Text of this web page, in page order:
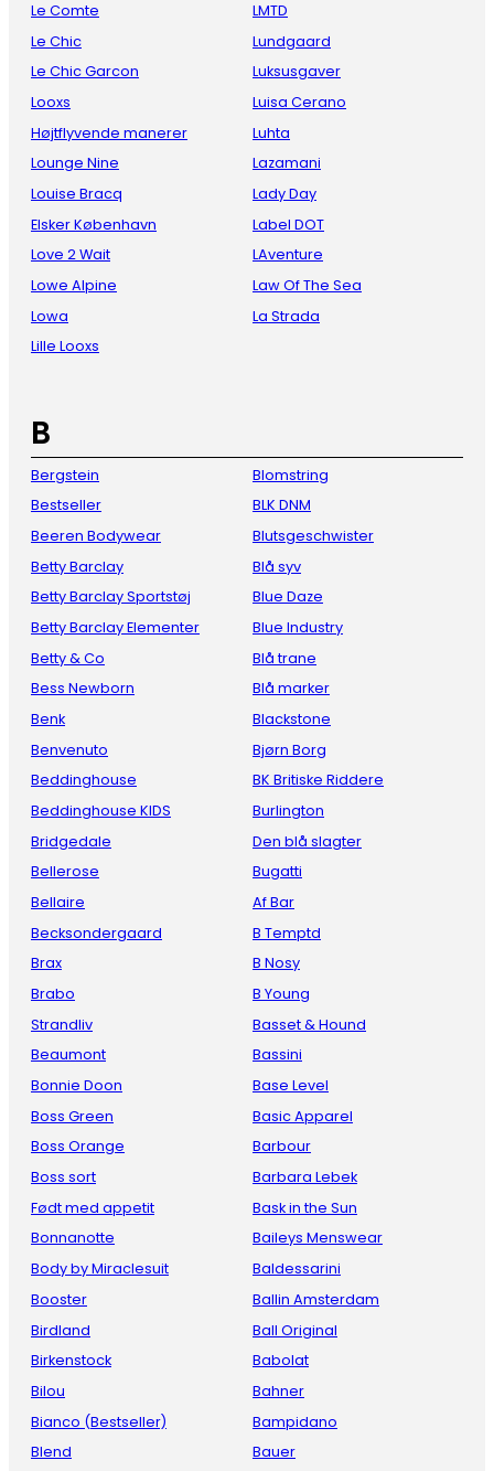
Le Comte
Le Chic
Le Chic Garcon
Looxs
Højtflyvende manerer
Lounge Nine
Louise Bracq
Elsker København
Love 2 Wait
Lowe Alpine
Lowa
Lille Looxs
LMTD
Lundgaard
Luksusgaver
Luisa Cerano
Luhta
Lazamani
Lady Day
Label DOT
LAventure
Law Of The Sea
La Strada
B
Bergstein
Bestseller
Beeren Bodywear
Betty Barclay
Betty Barclay Sportstøj
Betty Barclay Elementer
Betty & Co
Bess Newborn
Benk
Benvenuto
Beddinghouse
Beddinghouse KIDS
Bridgedale
Bellerose
Bellaire
Becksondergaard
Brax
Brabo
Strandliv
Beaumont
Bonnie Doon
Boss Green
Boss Orange
Boss sort
Født med appetit
Bonnanotte
Body by Miraclesuit
Booster
Birdland
Birkenstock
Bilou
Bianco (Bestseller)
Blend
Blomstring
BLK DNM
Blutsgeschwister
Blå syv
Blue Daze
Blue Industry
Blå trane
Blå marker
Blackstone
Bjørn Borg
BK Britiske Riddere
Burlington
Den blå slagter
Bugatti
Af Bar
B Temptd
B Nosy
B Young
Basset & Hound
Bassini
Base Level
Basic Apparel
Barbour
Barbara Lebek
Bask in the Sun
Baileys Menswear
Baldessarini
Ballin Amsterdam
Ball Original
Babolat
Bahner
Bampidano
Bauer